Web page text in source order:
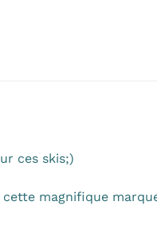
ces skis;)
magnifique